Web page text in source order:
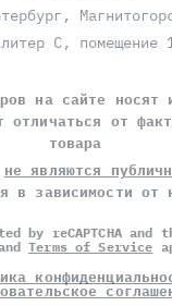
С, помещение
на сайте носят
отличаться от
товара
не являются
в зависимости от
reCAPTCHA and
Terms of Service